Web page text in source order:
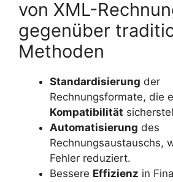
von XML-
gegenüber
Methoden
Standardisierung der
Rechnungsformate, die
Kompatibilität
Automatisierung des
Rechnungsaustauschs,
Fehler reduziert.
Bessere Effizienz in